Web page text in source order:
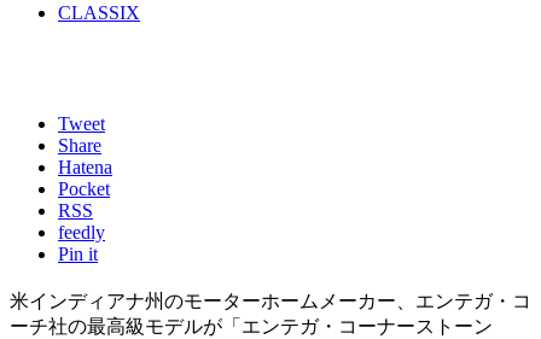
CLASSIX
Tweet
Share
Hatena
Pocket
RSS
feedly
Pin it
米インディアナ州のモーターホームメーカー、エンテガ・コ
ーチ社の最高級モデルが「エンテガ・コーナーストーン